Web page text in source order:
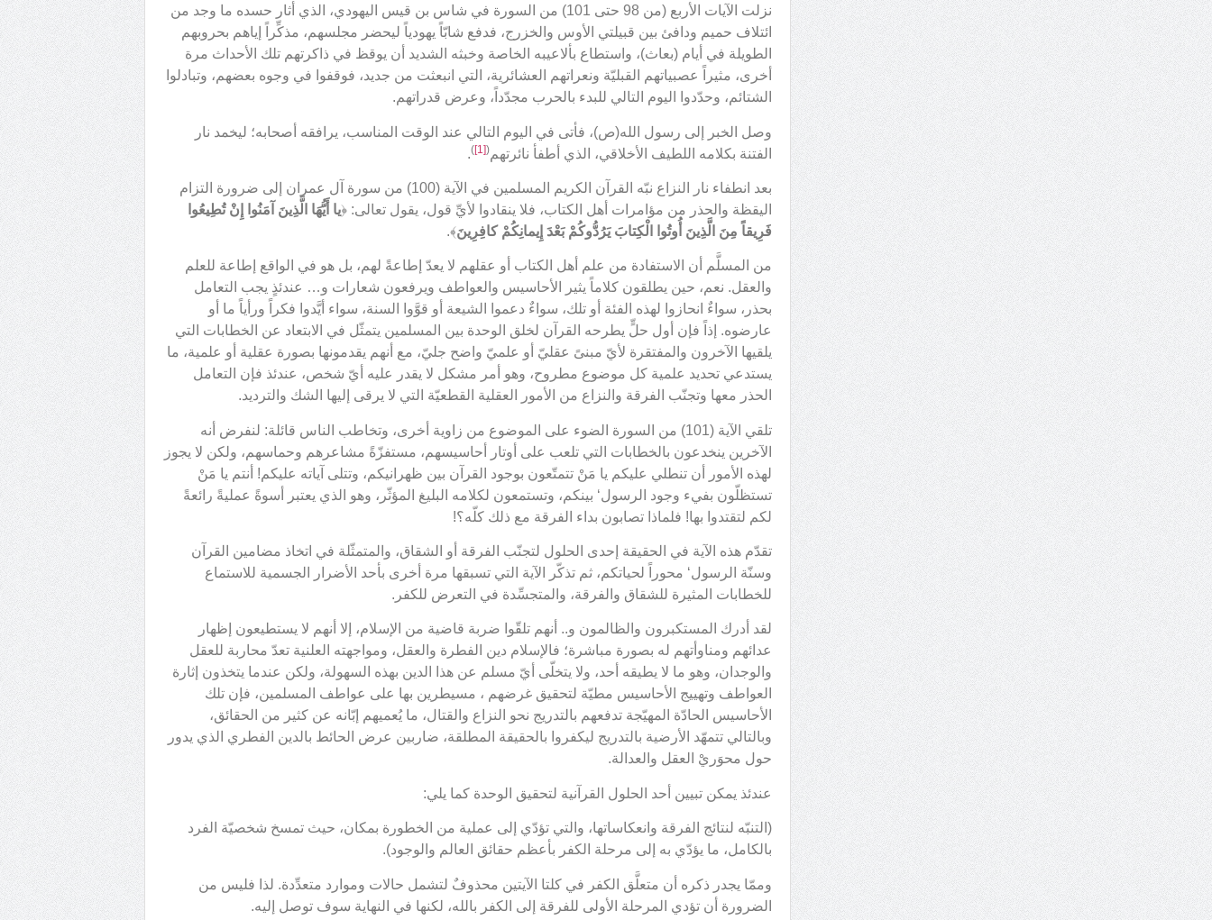
نزلت الآيات الأربع (من 98 حتى 101) من السورة في شاس بن قيس اليهودي، الذي أثار حسده ما وجد من
ائتلاف حميم ودافئ بين قبيلتي الأوس والخزرج، فدفع شابّاً يهودياً ليحضر مجلسهم، مذكِّراً إياهم بحروبهم
الطويلة في أيام (بعاث)، واستطاع بألاعيبه الخاصة وخبثه الشديد أن يوقظ في ذاكرتهم تلك الأحداث مرة
أخرى، مثيراً عصبياتهم القبليّة ونعراتهم العشائرية، التي انبعثت من جديد، فوقفوا في وجوه بعضهم، وتبادلوا
الشتائم، وحدّدوا اليوم التالي للبدء بالحرب مجدّداً، وعرض قدراتهم.
وصل الخبر إلى رسول الله(ص)، فأتى في اليوم التالي عند الوقت المناسب، يرافقه أصحابه؛ ليخمد نار
الفتنة بكلامه اللطيف الأخلاقي، الذي أطفأ نائرتهم(
[1]
)
.
بعد انطفاء نار النزاع نبّه القرآن الكريم المسلمين في الآية (100) من سورة آل عمران إلى ضرورة التزام
اليقظة والحذر من مؤامرات أهل الكتاب، فلا ينقادوا لأيِّ قول، يقول تعالى: ﴿يا أَيُّهَا الَّذِينَ آمَنُوا إِنْ تُطِيعُوا
فَرِيقاً مِنَ الَّذِينَ أُوتُوا الْكِتابَ يَرُدُّوكُمْ بَعْدَ إِيمانِكُمْ كافِرِينَ﴾.
من المسلَّم أن الاستفادة من علم أهل الكتاب أو عقلهم لا يعدّ إطاعةً لهم، بل هو في الواقع إطاعة للعلم
والعقل. نعم، حين يطلقون كلاماً يثير الأحاسيس والعواطف ويرفعون شعارات و… عندئذٍ يجب التعامل
بحذر، سواءٌ انحازوا لهذه الفئة أو تلك، سواءٌ دعموا الشيعة أو قوَّوا السنة، سواء أيَّدوا فكراً ورأياً ما أو
عارضوه. إذاً فإن أول حلٍّ يطرحه القرآن لخلق الوحدة بين المسلمين يتمثّل في الابتعاد عن الخطابات التي
يلقيها الآخرون والمفتقرة لأيّ مبنىً عقليّ أو علميّ واضح جليّ، مع أنهم يقدمونها بصورة عقلية أو علمية، ما
يستدعي تحديد علمية كل موضوع مطروح، وهو أمر مشكل لا يقدر عليه أيّ شخص، عندئذ فإن التعامل
الحذر معها وتجنّب الفرقة والنزاع من الأمور العقلية القطعيّة التي لا يرقى إليها الشك والترديد.
تلقي الآية (101) من السورة الضوء على الموضوع من زاوية أخرى، وتخاطب الناس قائلة: لنفرض أنه
الآخرين ينخدعون بالخطابات التي تلعب على أوتار أحاسيسهم، مستفزّةً مشاعرهم وحماسهم، ولكن لا يجوز
لهذه الأمور أن تنطلي عليكم يا مَنْ تتمتّعون بوجود القرآن بين ظهرانيكم، وتتلى آياته عليكم! أنتم يا مَنْ
تستظلّون بفيء وجود الرسول‘ بينكم، وتستمعون لكلامه البليغ المؤثّر، وهو الذي يعتبر أسوةً عمليةً رائعةً
لكم لتقتدوا بها! فلماذا تصابون بداء الفرقة مع ذلك كلّه؟!
تقدّم هذه الآية في الحقيقة إحدى الحلول لتجنّب الفرقة أو الشقاق، والمتمثّلة في اتخاذ مضامين القرآن
وسنّة الرسول‘ محوراً لحياتكم، ثم تذكّر الآية التي تسبقها مرة أخرى بأحد الأضرار الجسمية للاستماع
للخطابات المثيرة للشقاق والفرقة، والمتجسِّدة في التعرض للكفر.
لقد أدرك المستكبرون والظالمون و.. أنهم تلقّوا ضربة قاضية من الإسلام، إلا أنهم لا يستطيعون إظهار
عدائهم ومناوأتهم له بصورة مباشرة؛ فالإسلام دين الفطرة والعقل، ومواجهته العلنية تعدّ محاربة للعقل
والوجدان، وهو ما لا يطيقه أحد، ولا يتخلّى أيّ مسلم عن هذا الدين بهذه السهولة، ولكن عندما يتخذون إثارة
العواطف وتهييج الأحاسيس مطيّة لتحقيق غرضهم ، مسيطرين بها على عواطف المسلمين، فإن تلك
الأحاسيس الحادّة المهيّجة تدفعهم بالتدريج نحو النزاع والقتال، ما يُعميهم إبّانه عن كثير من الحقائق،
وبالتالي تتمهّد الأرضية بالتدريج ليكفروا بالحقيقة المطلقة، ضاربين عرض الحائط بالدين الفطري الذي يدور
حول محوَريْ العقل والعدالة.
عندئذ يمكن تبيين أحد الحلول القرآنية لتحقيق الوحدة كما يلي:
(التنبّه لنتائج الفرقة وانعكاساتها، والتي تؤدّي إلى عملية من الخطورة بمكان، حيث تمسخ شخصيّة الفرد
بالكامل، ما يؤدّي به إلى مرحلة الكفر بأعظم حقائق العالم والوجود).
وممّا يجدر ذكره أن متعلَّق الكفر في كلتا الآيتين محذوفٌ لتشمل حالات وموارد متعدِّدة. لذا فليس من
الضرورة أن تؤدي المرحلة الأولى للفرقة إلى الكفر بالله، لكنها في النهاية سوف توصل إليه.